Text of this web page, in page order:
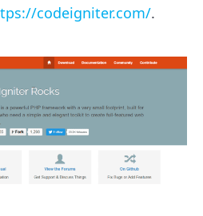
codeigniter.com/.